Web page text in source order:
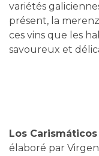
variétés
présent, la
ces vins que les
savoureux et
Los Carismáticos
élaboré par